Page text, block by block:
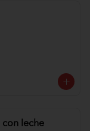
Jugo de fresa con leche